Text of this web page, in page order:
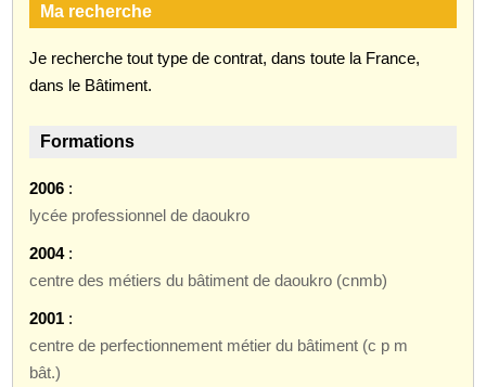
Ma recherche
Je recherche tout type de contrat, dans toute la France,
dans le Bâtiment.
Formations
2006 :
lycée professionnel de daoukro
2004:
centre des métiers du bâtiment de daoukro (cnmb)
2001 :
centre de perfectionnement métier du bâtiment (c p m
bât.)